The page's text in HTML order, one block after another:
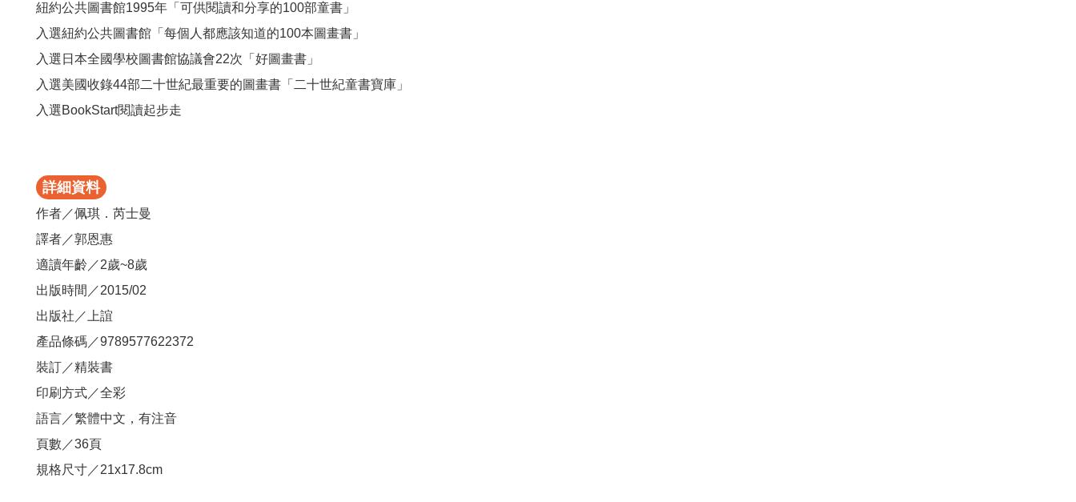
紐約公共圖書館1995年「可供閱讀和分享的100部童書」
入選紐約公共圖書館「每個人都應該知道的100本圖畫書」
入選日本全國學校圖書館協議會22次「好圖畫書」
入選美國收錄44部二十世紀最重要的圖畫書「二十世紀童書寶庫」
入選BookStart閱讀起步走
詳細資料
作者／佩琪．芮士曼
譯者／郭恩惠
適讀年齡／2歲~8歲
出版時間／2015/02
出版社／上誼
產品條碼／9789577622372
裝訂／精裝書
印刷方式／全彩
語言／繁體中文，有注音
頁數／36頁
規格尺寸／21x17.8cm